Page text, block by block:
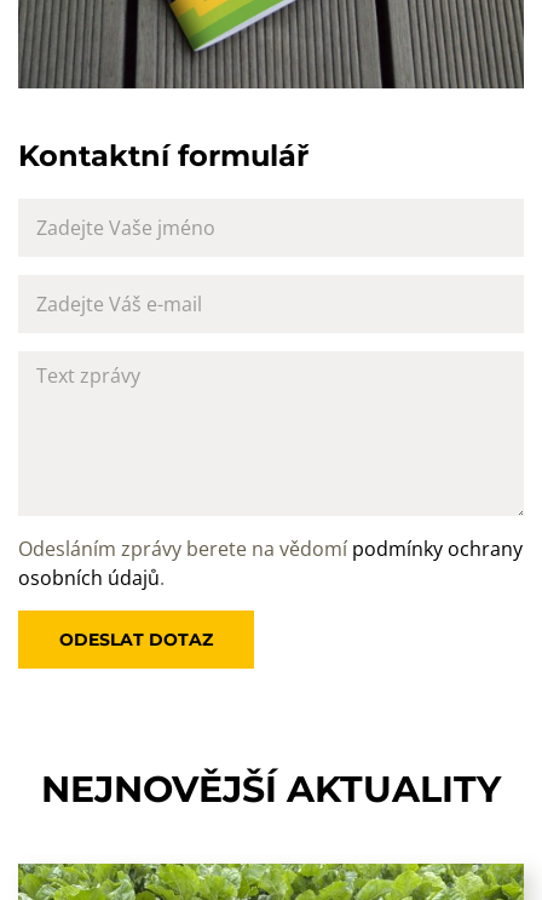
Kontaktní formulář
Odesláním zprávy berete na vědomí podmínky ochrany
osobních údajů.
NEJNOVĚJŠÍ AKTUALITY